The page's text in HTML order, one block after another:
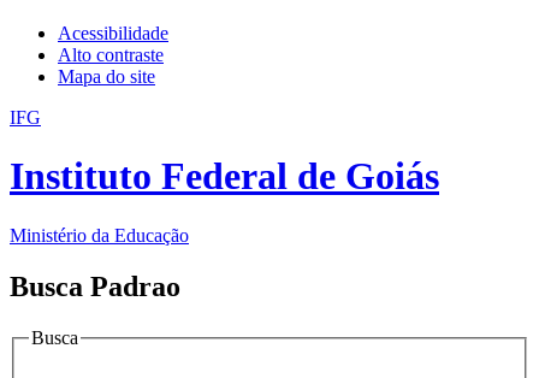
Acessibilidade
Alto contraste
Mapa do site
IFG
Instituto Federal de Goiás
Ministério da Educação
Busca Padrao
Busca